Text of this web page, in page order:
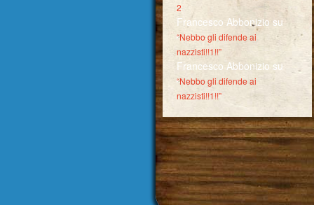
2
Francesco Abbonizio su
“Nebbo gli difende ai
nazzisti!!1!!”
Francesco Abbonizio su
“Nebbo gli difende ai
nazzisti!!1!!”